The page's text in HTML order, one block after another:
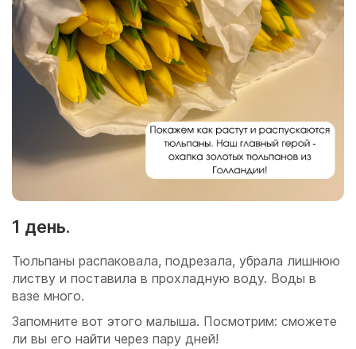
1 день.
Тюльпаны распаковала, подрезала, убрала лишнюю
листву и поставила в прохладную воду. Воды в
вазе много.
Запомните вот этого малыша. Посмотрим: сможете
ли вы его найти через пару дней!